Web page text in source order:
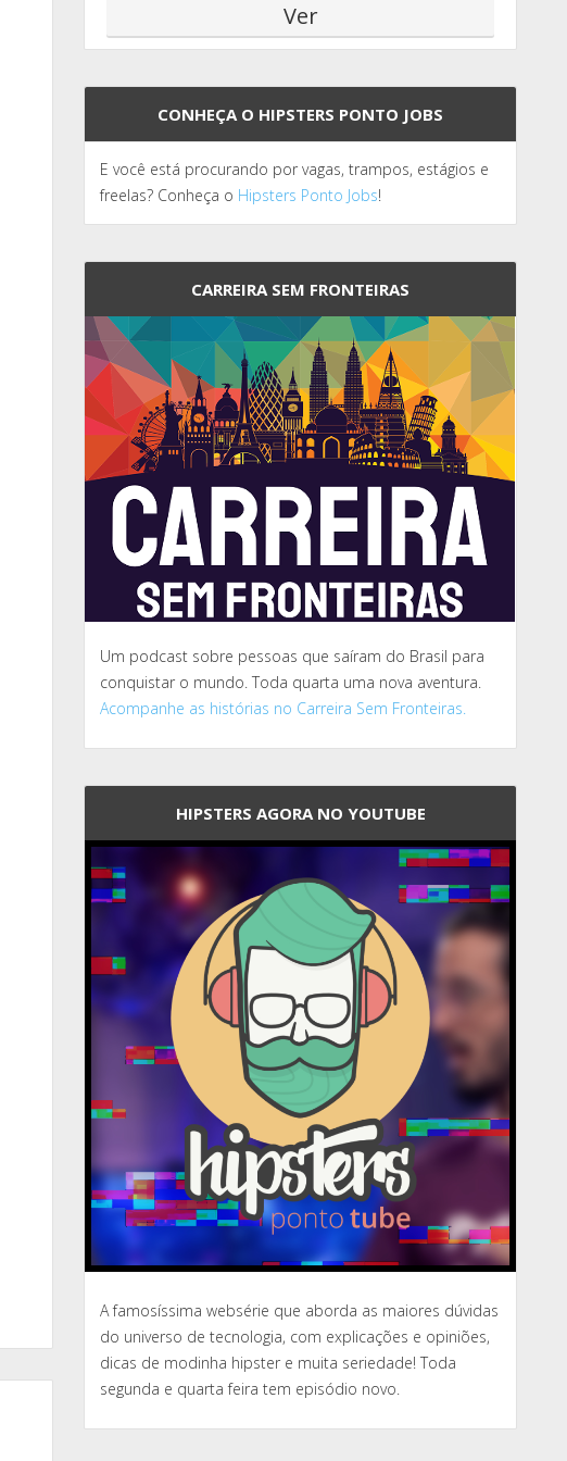
CONHEÇA O HIPSTERS PONTO JOBS
E você está procurando por vagas, trampos, estágios e
freelas? Conheça o Hipsters Ponto Jobs!
CARREIRA SEM FRONTEIRAS
Um podcast sobre pessoas que saíram do Brasil para
conquistar o mundo. Toda quarta uma nova aventura.
Acompanhe as histórias no Carreira Sem Fronteiras.
HIPSTERS AGORA NO YOUTUBE
A famosíssima websérie que aborda as maiores dúvidas
do universo de tecnologia, com explicações e opiniões,
dicas de modinha hipster e muita seriedade! Toda
segunda e quarta feira tem episódio novo.